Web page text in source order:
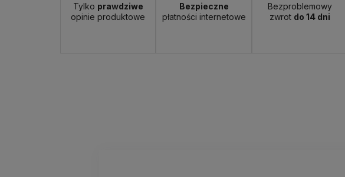
Tylko prawdziwe
opinie produktowe
Bezpieczne
płatności internetowe
Bezproblemowy
zwrot do 14 dni